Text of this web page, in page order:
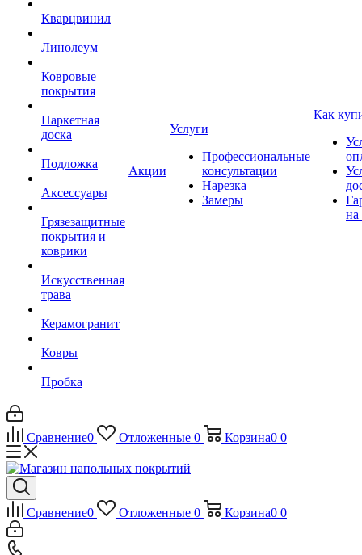
Кварцвинил
Линолеум
Ковровые
покрытия
Паркетная
доска
Подложка
Аксессуары
Грязезащитные
покрытия и
коврики
Искусственная
трава
Керамогранит
Ковры
Пробка
Акции
Услуги
Профессиональные
консультации
Нарезка
Замеры
Как
на
Сравнение0 Отложенные 0 Корзина0 0
Сравнение0 Отложенные 0 Корзина0 0